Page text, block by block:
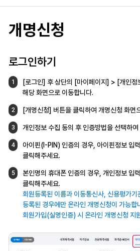
개명신청
로그인하기
1 [로그인] 후 상단의 [마이페이지] > [개인정
해당 화면으로 이동합니다.
2 [개명신청] 버튼을 클릭하여 개명신청 화면
3 개인정보 수집 동의 후 인증방법을 선택하여
4 아이핀(I-PIN) 인증의 경우, 아이핀정보 입
클릭해주세요.
5 본인명의 휴대폰 인증의 경우, 개인정보 입
클릭해주세요.
회원등록된 이름과 이동통신사, 신용평가기
등록된 경우에만 온라인 개명신청이 가능합
회원가입(실명인증) 시 온라인 개명신청 지